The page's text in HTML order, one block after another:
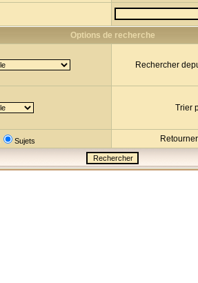
Options de recherche
Rechercher
Trier
Sujets